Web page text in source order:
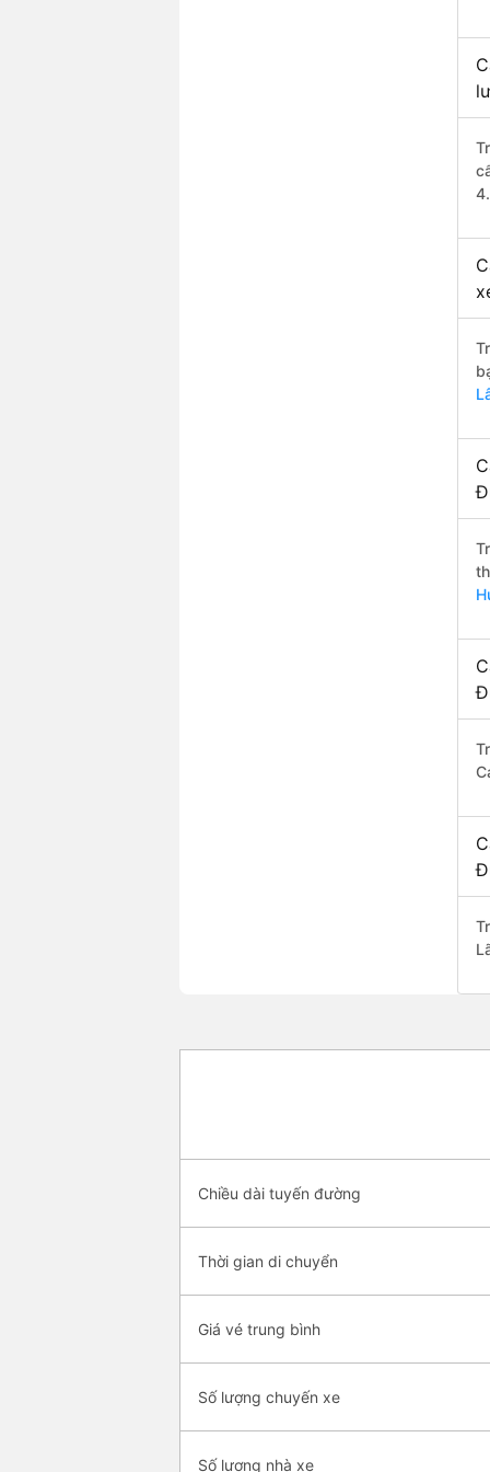
Chiều dài tuyến đường
Thời gian di chuyển
Giá vé trung bình
Số lượng chuyến xe
Số lượng nhà xe